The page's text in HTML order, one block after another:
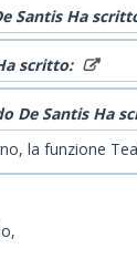
Santis Ha
scritto:
De Santis Ha
la funzione